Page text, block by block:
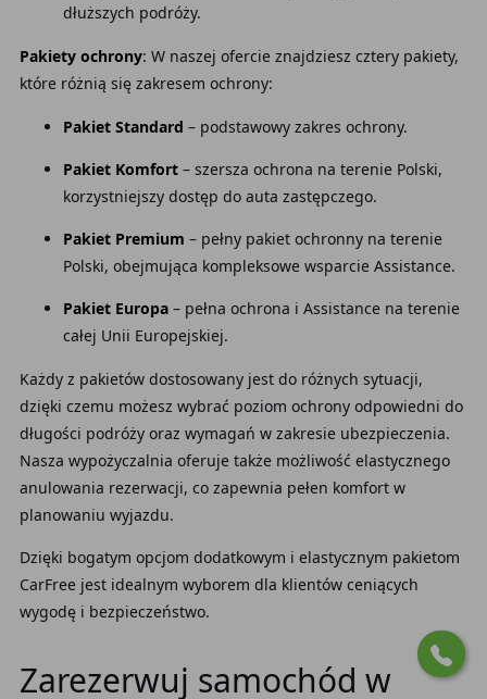
dłuższych podróży.
Pakiety ochrony: W naszej ofercie znajdziesz cztery pakiety,
które różnią się zakresem ochrony:
Pakiet Standard – podstawowy zakres ochrony.
Pakiet Komfort– szersza ochrona na terenie Polski,
korzystniejszy dostęp do auta zastępczego.
Pakiet Premium – pełny pakiet ochronny na terenie
Polski, obejmująca kompleksowe wsparcie Assistance.
Pakiet Europa– pełna ochrona i Assistance na terenie
całej Unii Europejskiej.
Każdy z pakietów dostosowany jest do różnych sytuacji,
dzięki czemu możesz wybrać poziom ochrony odpowiedni do
długości podróży oraz wymagań w zakresie ubezpieczenia.
Nasza wypożyczalnia oferuje także możliwość elastycznego
anulowania rezerwacji, co zapewnia pełen komfort w
planowaniu wyjazdu.
Dzięki bogatym opcjom dodatkowym i elastycznym pakietom
CarFree jest idealnym wyborem dla klientów ceniących
wygodę i bezpieczeństwo.
Zarezerwuj samochód w